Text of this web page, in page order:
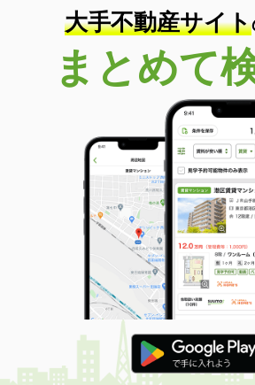
間取り
3LDK
静岡県伊東市富戸
価 格
280万円
静岡県伊東市富戸
68.86m²
間取り
3LDK
静岡県静岡市葵区上足洗３丁目
価 格
2,480万円
住 所
静岡県静岡市葵
専有面積 92.38m²
間取り
4LDK
静岡県静岡市葵区鷹匠２丁目
価 格
4,690万円
住 所
静岡県静岡市葵
大手不動産サイト
まとめて